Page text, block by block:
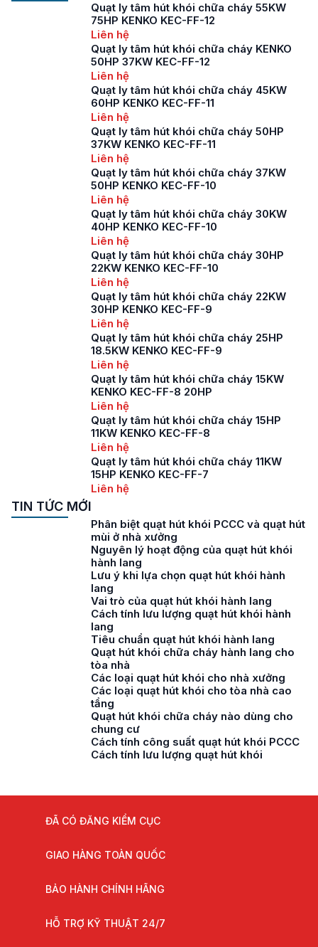
Quạt ly tâm hút khói chữa cháy 55KW
75HP KENKO KEC-FF-12
Liên hệ
Quạt ly tâm hút khói chữa cháy KENKO
50HP 37KW KEC-FF-12
Liên hệ
Quạt ly tâm hút khói chữa cháy 45KW
60HP KENKO KEC-FF-11
Liên hệ
Quạt ly tâm hút khói chữa cháy 50HP
37KW KENKO KEC-FF-11
Liên hệ
Quạt ly tâm hút khói chữa cháy 37KW
50HP KENKO KEC-FF-10
Liên hệ
Quạt ly tâm hút khói chữa cháy 30KW
40HP KENKO KEC-FF-10
Liên hệ
Quạt ly tâm hút khói chữa cháy 30HP
22KW KENKO KEC-FF-10
Liên hệ
Quạt ly tâm hút khói chữa cháy 22KW
30HP KENKO KEC-FF-9
Liên hệ
Quạt ly tâm hút khói chữa cháy 25HP
18.5KW KENKO KEC-FF-9
Liên hệ
Quạt ly tâm hút khói chữa cháy 15KW
KENKO KEC-FF-8 20HP
Liên hệ
Quạt ly tâm hút khói chữa cháy 15HP
11KW KENKO KEC-FF-8
Liên hệ
Quạt ly tâm hút khói chữa cháy 11KW
15HP KENKO KEC-FF-7
Liên hệ
TIN TỨC MỚI
Phân biệt quạt hút khói PCCC và quạt hút
mùi ở nhà xưởng
Nguyên lý hoạt động của quạt hút khói
hành lang
Lưu ý khi lựa chọn quạt hút khói hành
lang
Vai trò của quạt hút khói hành lang
Cách tính lưu lượng quạt hút khói hành
lang
Tiêu chuẩn quạt hút khói hành lang
Quạt hút khói chữa cháy hành lang cho
tòa nhà
Các loại quạt hút khói cho nhà xưởng
Các loại quạt hút khói cho tòa nhà cao
tầng
Quạt hút khói chữa cháy nào dùng cho
chung cư
Cách tính công suất quạt hút khói PCCC
Cách tính lưu lượng quạt hút khói
ĐÃ CÓ ĐĂNG KIỂM CỤC
GIAO HÀNG TOÀN QUỐC
BẢO HÀNH CHÍNH HÃNG
HỖ TRỢ KỸ THUẬT 24/7